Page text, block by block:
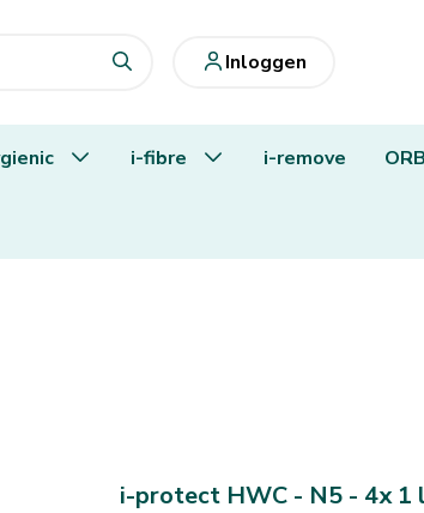
Inloggen
i-fibre i-remove
i-protect HWC - N5 - 4x 1